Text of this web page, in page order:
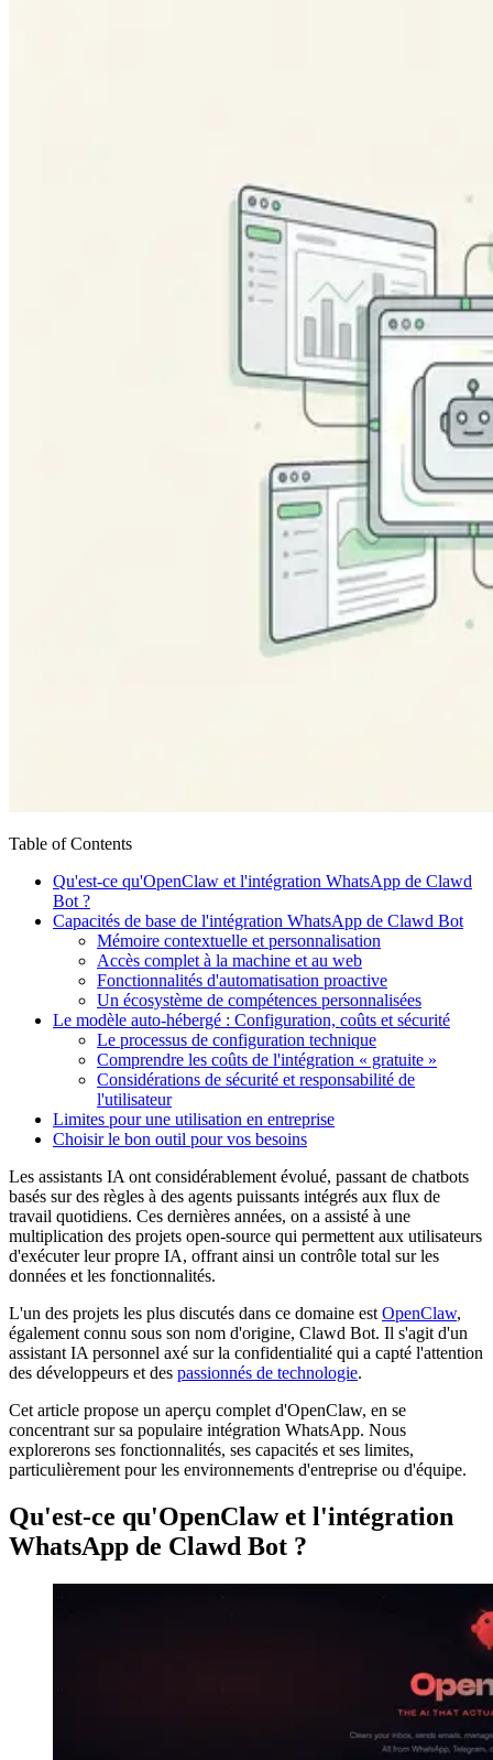
Table of Contents
Qu'est-ce qu'OpenClaw et l'intégration WhatsApp de Clawd
Bot ?
Capacités de base de l'intégration WhatsApp de Clawd Bot
Mémoire contextuelle et personnalisation
Accès complet à la machine et au web
Fonctionnalités d'automatisation proactive
Un écosystème de compétences personnalisées
Le modèle auto-hébergé : Configuration, coûts et sécurité
Le processus de configuration technique
Comprendre les coûts de l'intégration « gratuite »
Considérations de sécurité et responsabilité de
l'utilisateur
Limites pour une utilisation en entreprise
Choisir le bon outil pour vos besoins
Les assistants IA ont considérablement évolué, passant de chatbots
basés sur des règles à des agents puissants intégrés aux flux de
travail quotidiens. Ces dernières années, on a assisté à une
multiplication des projets open-source qui permettent aux utilisateurs
d'exécuter leur propre IA, offrant ainsi un contrôle total sur les
données et les fonctionnalités.
L'un des projets les plus discutés dans ce domaine est OpenClaw,
également connu sous son nom d'origine, Clawd Bot. Il s'agit d'un
assistant IA personnel axé sur la confidentialité qui a capté l'attention
des développeurs et des passionnés de technologie.
Cet article propose un aperçu complet d'OpenClaw, en se
concentrant sur sa populaire intégration WhatsApp. Nous
explorerons ses fonctionnalités, ses capacités et ses limites,
particulièrement pour les environnements d'entreprise ou d'équipe.
Qu'est-ce qu'OpenClaw et l'intégration
WhatsApp de Clawd Bot ?